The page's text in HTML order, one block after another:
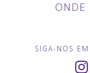
ONDE
SIGA-NOS